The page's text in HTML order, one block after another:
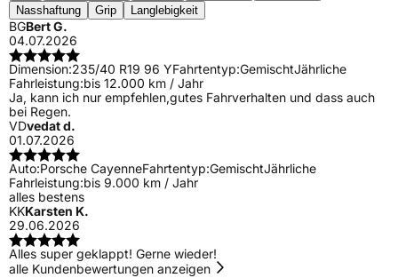
Nasshaftung
Grip Langlebigkeit
BGBert G.
04.07.2026
Dimension:235/40 R19 96 YFahrtentyp:GemischtJährliche
Fahrleistung:bis 12.000 km / Jahr
Ja, kann ich nur empfehlen,gutes Fahrverhalten und dass auch
bei Regen.
VDvedat d.
01.07.2026
Auto:Porsche CayenneFahrtentyp:GemischtJährliche
Fahrleistung:bis 9.000 km / Jahr
alles bestens
KKKarsten K.
29.06.2026
Alles super geklappt! Gerne wieder!
alle Kundenbewertungen anzeigen